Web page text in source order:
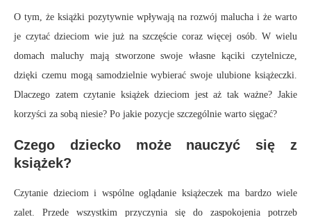
O tym, że książki pozytywnie wpływają na rozwój malucha i że warto
je czytać dzieciom wie już na szczęście coraz więcej osób. W wielu
domach maluchy mają stworzone swoje własne kąciki czytelnicze,
dzięki czemu mogą samodzielnie wybierać swoje ulubione książeczki.
Dlaczego zatem czytanie książek dzieciom jest aż tak ważne? Jakie
korzyści za sobą niesie? Po jakie pozycje szczególnie warto sięgać?
Czego dziecko może nauczyć się z
książek?
Czytanie dzieciom i wspólne oglądanie książeczek ma bardzo wiele
zalet. Przede wszystkim przyczynia się do zaspokojenia potrzeb